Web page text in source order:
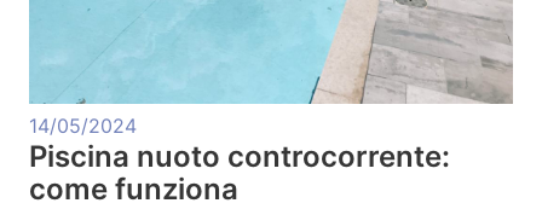
14/05/2024
Piscina nuoto controcorrente:
come funziona